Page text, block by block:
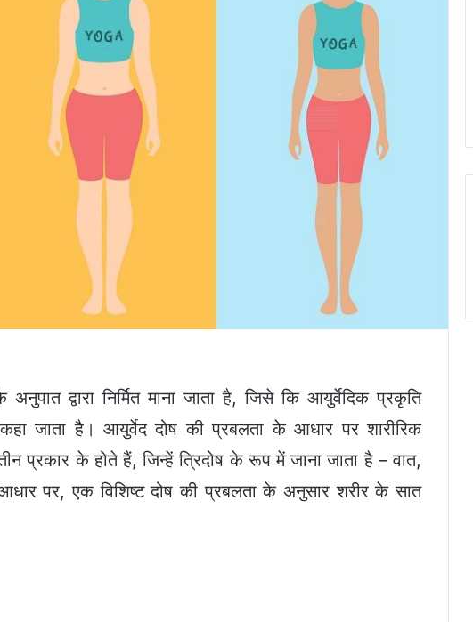
द्वारा निर्मित माना जाता है, जिसे कि आयुर्वेदिक प्रकृति
जाता है। आयुर्वेद दोष की प्रबलता के आधार पर शारीरिक
प्रकार के होते हैं, जिन्हें त्रिदोष के रूप में जाना जाता है – वात,
पर, एक विशिष्ट दोष की प्रबलता के अनुसार शरीर के सात